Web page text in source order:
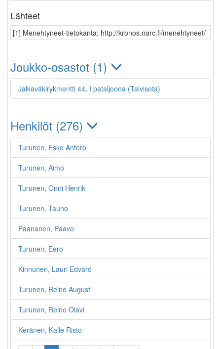
Lähteet
[1] Menehtyneet-tietokanta: http://kronos.narc.fi/menehtyneet/
Joukko-osastot (1)
Jalkaväkirykmentti 44, I pataljoona (Talvisota)
Henkilöt (276)
Turunen, Esko Antero
Turunen, Aimo
Turunen, Onni Henrik
Turunen, Tauno
Paananen, Paavo
Turunen, Eero
Kinnunen, Lauri Edvard
Turunen, Reino August
Turunen, Reino Olavi
Keränen, Kalle Risto